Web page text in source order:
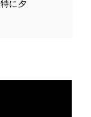
に夕